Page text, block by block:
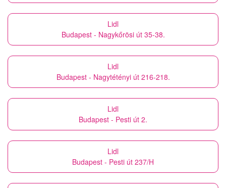
Lidl
Budapest - Nagykőrösi út 35-38.
Lidl
Budapest - Nagytétényi út 216-218.
Lidl
Budapest - Pesti út 2.
Lidl
Budapest - Pesti út 237/H